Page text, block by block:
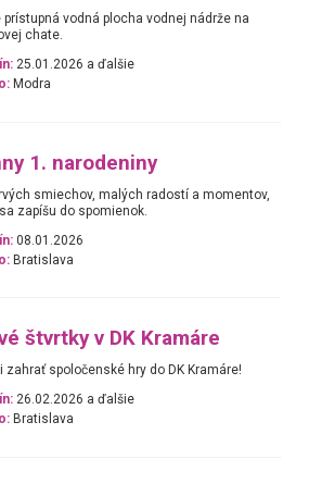
prístupná vodná plocha vodnej nádrže na
chate.
25.01.2026 a ďalšie
Modra
1. narodeniny
smiechov, malých radostí a momentov,
zapíšu do spomienok.
08.01.2026
Bratislava
štvrtky v DK Kramáre
zahrať spoločenské hry do DK Kramáre!
26.02.2026 a ďalšie
Bratislava